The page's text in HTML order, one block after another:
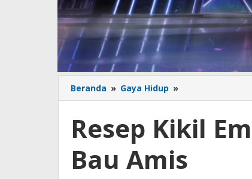
Beranda » Gaya Hidup »
Kikil
Enak
dan
Bau
Resep Kikil
Bau Amis